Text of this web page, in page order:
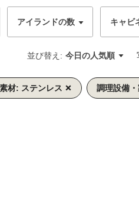
アイランドの数 キャビ
並び替え: 今日の人気順
材: ステンレス 調理設備